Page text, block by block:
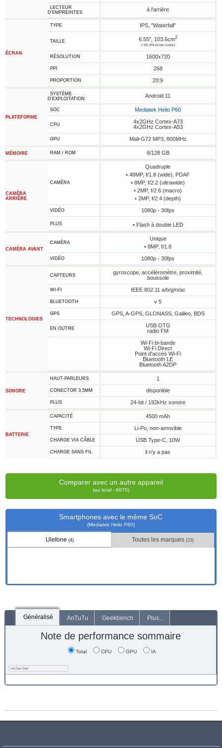
LECTEUR
D'EMPREINTES
à l'arrière
ÉCRAN
TYPE IPS, "Waterfall"
TAILLE 6.55", 103.6cm2
(~80.4% écran-corps)
RÉSOLUTION 1600x720
PPI 268
PROPORTION 20:9
PLATEFORME
SYSTÈME
D'EXPLOITATION
Android 11
SOC Mediatek Helio P60
CPU
4x2GHz Cortex-A73
4x2GHz Cortex-A53
GPU Mali-G72 MP3, 800MHz
MÉMOIRE RAM / ROM 8/128 GB
CAMÉRA
ARRIÈRE
CAMÉRA
Quadruple
• 48MP, f/1.8 (wide), PDAF
• 8MP, f/2.2 (ultrawide)
• 2MP, f/2.6 (macro)
• 2MP, f/2.4 (depth)
VIDÉO 1080p - 30fps
PLUS • Flash à double LED
CAMÉRA AVANT
CAMÉRA
Unique
• 8MP, f/1.8
VIDÉO 1080p - 30fps
TECHNOLOGIES
CAPTEURS
gyroscope, accéléromètre, proximité,
boussole
WI-FI IEEE 802.11 a/b/g/n/ac
BLUETOOTH v 5
GPS GPS, A-GPS, GLONASS, Galileo, BDS
EN OUTRE
USB OTG
radio FM
Wi-Fi bi-bande
Wi-Fi Direct
Point d'accès Wi-Fi
Bluetooth LE
Bluetooth A2DP
SONORE
HAUT-PARLEURS 1
CONECTOR 3,5MM disponible
PLUS 24-bit / 192kHz sonore
BATTERIE
CAPACITÉ 4500 mAh
TYPE Li-Po, non-amovible
CHARGE VIA CÂBLE USB Type-C, 10W
CHARGE SANS FIL il n'y a pas
Comparer avec un autre appareil
(au total - 6070)
Smartphones avec le même SoC
(Mediatek Helio P60)
Ulefone (4) Toutes les marques(33)
Généralisé AnTuTu Geekbench Plus...
Note de performance sommaire
Total CPU GPU IA